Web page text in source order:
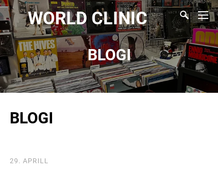
WORLD CLINIC
BLOGI
BLOGI
29. APRILL